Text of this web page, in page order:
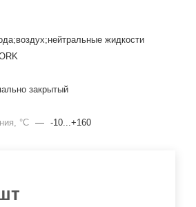
жидкости
закрытый
°C — -10...+160